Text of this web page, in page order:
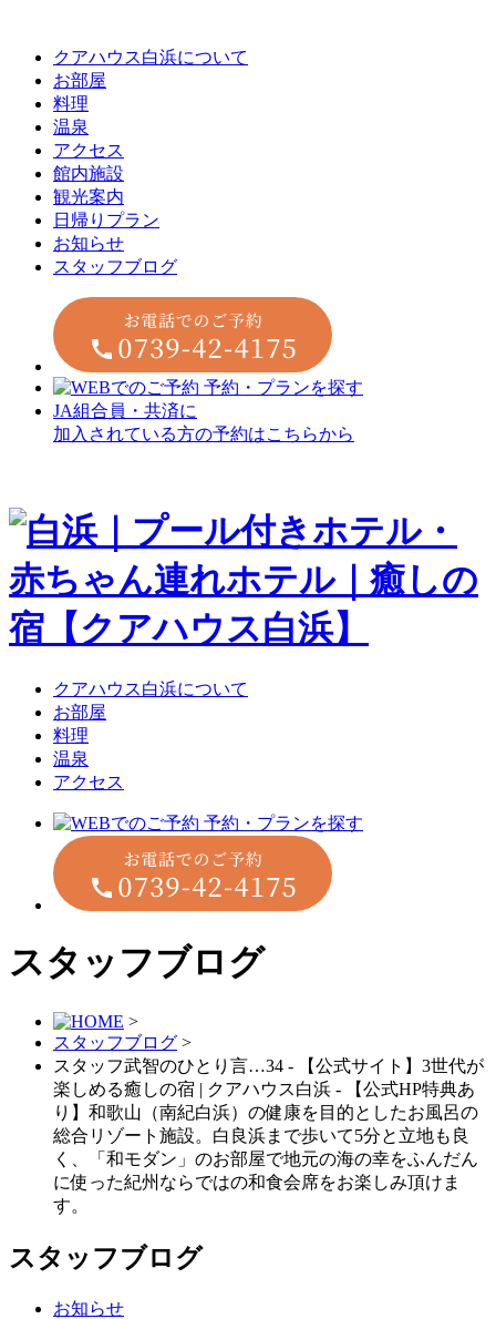
クアハウス白浜について
お部屋
料理
温泉
アクセス
館内施設
観光案内
⽇帰りプラン
お知らせ
スタッフブログ
JA組合員・共済に
加入されている方の予約はこちらから
クアハウス白浜について
お部屋
料理
温泉
アクセス
スタッフブログ
>
スタッフブログ >
スタッフ武智のひとり言…34 - 【公式サイト】3世代が
楽しめる癒しの宿 | クアハウス白浜 - 【公式HP特典あ
り】和歌山（南紀白浜）の健康を⽬的としたお⾵呂の
総合リゾート施設。白良浜まで歩いて5分と立地も良
く、「和モダン」のお部屋で地元の海の幸をふんだん
に使った紀州ならではの和⾷会席をお楽しみ頂けま
す。
スタッフブログ
お知らせ